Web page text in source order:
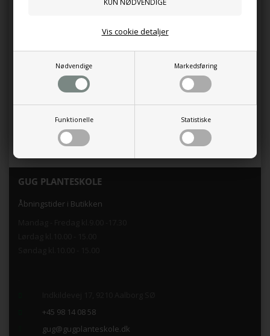
Nødvendige Markedsføring
Funktionelle Statistiske
Vis cookie detaljer
Tilføj anmeldelse
Produktet er endnu ikke anmeldt.
Skriv en anmeldelse.
Potte størrelse 1 L
GUG PLANTESKOLE
Åbningstider i Butikken
+45 98 14 08 58
gug@gugplanteskole.dk